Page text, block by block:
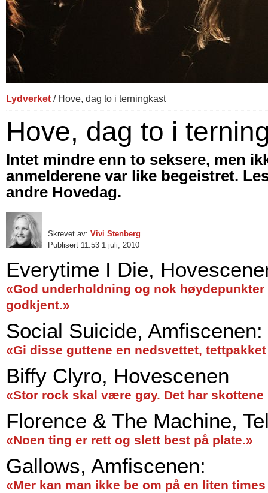
Lydverket / Hove, dag to i terningkast
Hove, dag to i
Intet mindre enn to seksere, men
anmelderene var like begeistret.
andre Hovedag.
Skrevet av: Vivi Stenberg
Publisert 11:53 1 juli, 2010
Everytime I Die,
«God underholdning og nok
godkjent.»
Social Suicide, Amfiscenen:
«Gi disse guttene en nedsvettet,
Biffy Clyro, Hovescenen
«Stor rock skal være gøy. Det har skottene
Florence & The Machine,
«Noen ting er rett og slett best på plate.»
Gallows, Amfiscenen:
«Mer kan man ikke be om på en liten